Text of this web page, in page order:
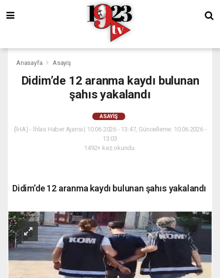
Anasayfa Asayiş
Didim’de 12 aranma kaydı bulunan
şahıs yakalandı
ASAYIŞ
(İHA) - İhlas Haber Ajansı | 10.06.2026 - 13:47, Güncelleme: 10.06.2026 -
13:03
1492+ kez okundu.
Didim’de 12 aranma kaydı bulunan şahıs yakalandı